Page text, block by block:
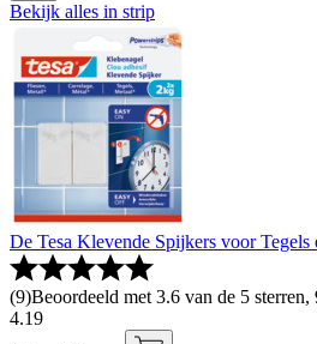
Bekijk alles in strip
De Tesa Klevende Spijkers voor Tegels
(9)Beoordeeld met 3.6 van de 5
4.19